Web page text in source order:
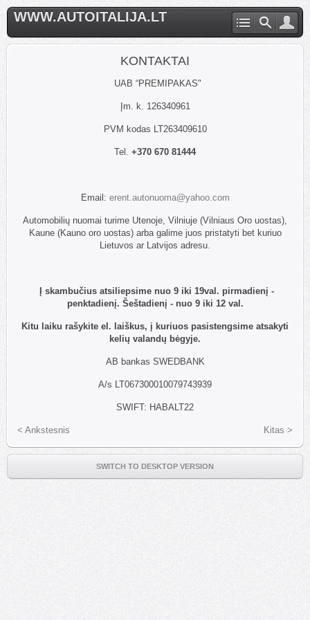
WWW.AUTOITALIJA.LT
KONTAKTAI
UAB “PREMIPAKAS"
Įm. k. 126340961
PVM kodas LT263409610
Tel. +370 670 81444
Email: erent.autonuoma@yahoo.com
Automobilių nuomai turime Utenoje, Vilniuje (Vilniaus Oro uostas),
Kaune (Kauno oro uostas) arba galime juos pristatyti bet kuriuo
Lietuvos ar Latvijos adresu.
Į skambučius atsiliepsime nuo 9 iki 19val. pirmadienį -
penktadienį. Šeštadienį - nuo 9 iki 12 val.
Kitu laiku rašykite el. laiškus, į kuriuos pasistengsime atsakyti
kelių valandų bėgyje.
AB bankas SWEDBANK
A/s LT067300010079743939
SWIFT: HABALT22
< Ankstesnis Kitas >
SWITCH TO DESKTOP VERSION